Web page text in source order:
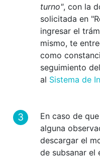
turno", con la
solicitada en
ingresar el
mismo, te
como
seguimiento
al Sistema de
En caso de
alguna
descargar el
de subsanar el